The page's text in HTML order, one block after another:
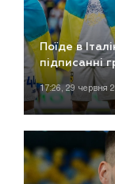
Поїде в
підписанні
17:26, 29 червня